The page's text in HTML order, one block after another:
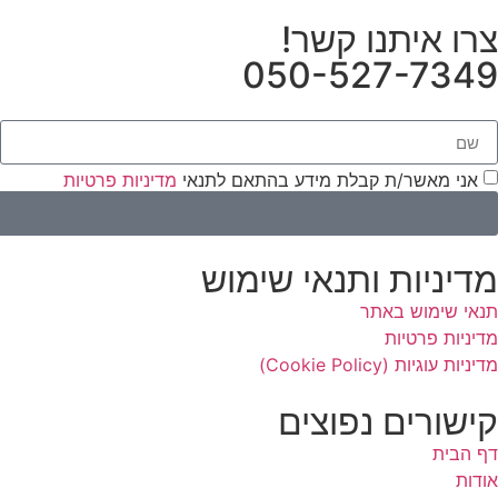
צרו איתנו קשר!
050-527-7349
אני מאשר/ת קבלת מידע בהתאם לתנאי מדיניות פרטיות
מדיניות ותנאי שימוש
תנאי שימוש באתר
מדיניות פרטיות
מדיניות עוגיות (Cookie Policy)
קישורים נפוצים
דף הבית
אודות